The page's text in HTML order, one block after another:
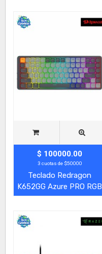
$ 100000.00
3 cuotas de $50000
Teclado Redragon
K652GG Azure PRO RGB